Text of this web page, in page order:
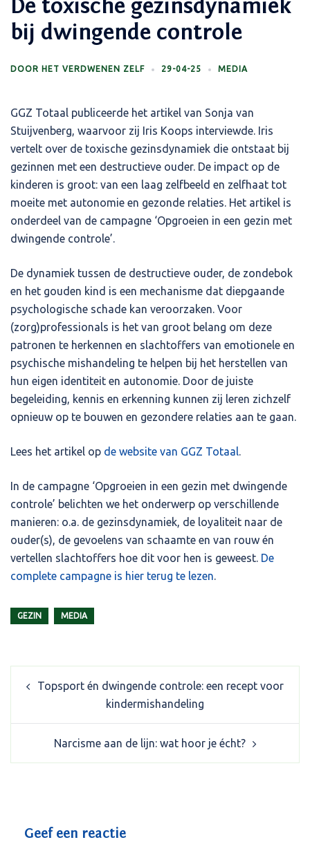
De toxische gezinsdynamiek
bij dwingende controle
DOOR HET VERDWENEN ZELF 29-04-25 MEDIA
GGZ Totaal publiceerde het artikel van Sonja van
Stuijvenberg, waarvoor zij Iris Koops interviewde. Iris
vertelt over de toxische gezinsdynamiek die ontstaat bij
gezinnen met een destructieve ouder. De impact op de
kinderen is groot: van een laag zelfbeeld en zelfhaat tot
moeite met autonomie en gezonde relaties. Het artikel is
onderdeel van de campagne ‘Opgroeien in een gezin met
dwingende controle’.
De dynamiek tussen de destructieve ouder, de zondebok
en het gouden kind is een mechanisme dat diepgaande
psychologische schade kan veroorzaken. Voor
(zorg)professionals is het van groot belang om deze
patronen te herkennen en slachtoffers van emotionele en
psychische mishandeling te helpen bij het herstellen van
hun eigen identiteit en autonomie. Door de juiste
begeleiding, kennis en erkenning kunnen zij leren zichzelf
opnieuw op te bouwen en gezondere relaties aan te gaan.
Lees het artikel op de website van GGZ Totaal.
In de campagne ‘Opgroeien in een gezin met dwingende
controle’ belichten we het onderwerp op verschillende
manieren: o.a. de gezinsdynamiek, de loyaliteit naar de
ouder(s), de gevoelens van schaamte en van rouw én
vertellen slachtoffers hoe dit voor hen is geweest. De
complete campagne is hier terug te lezen.
GEZIN MEDIA
navigation
Topsport én dwingende controle: een recept voor
kindermishandeling
Narcisme aan de lijn: wat hoor je écht?
Geef een reactie